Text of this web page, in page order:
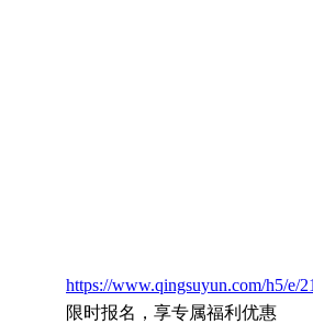
https://www.qingsuyun.com/h5/e/
限时报名，享专属福利优惠